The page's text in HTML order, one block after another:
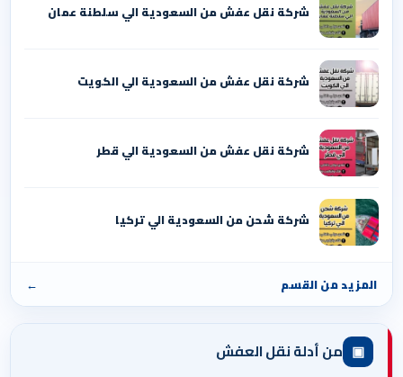
شركة نقل عفش من السعودية الي سلطنة عمان
شركة نقل عفش من السعودية الي الكويت
شركة نقل عفش من السعودية الي قطر
شركة شحن من السعودية الي تركيا
المزيد من القسم ←
▣ من أدلة نقل العفش